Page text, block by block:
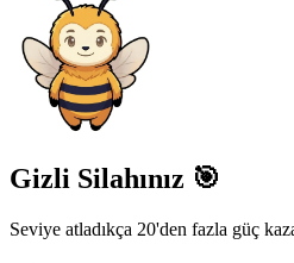
Gizli Silahınız 🎯
Seviye atladıkça 20'den fazla güç